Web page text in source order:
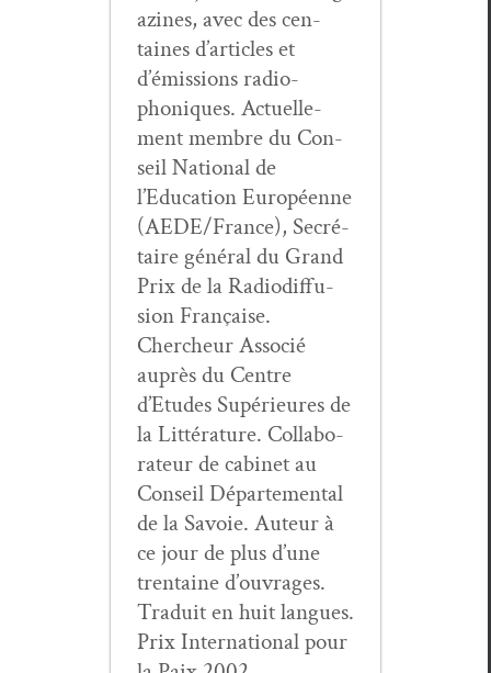
a­zines, avec des cen­
taines d’articles et
d’émissions radio­
phoniques. Actuelle­
ment mem­bre du Con­
seil Nation­al de
l’Education Européenne
(AEDE/France), Secré­
taire général du Grand
Prix de la Radiod­if­fu­
sion Française.
Chercheur Asso­cié
auprès du Cen­tre
d’Etudes Supérieures de
la Lit­téra­ture. Col­lab­o­
ra­teur de cab­i­net au
Con­seil Départe­men­tal
de la Savoie. Auteur à
ce jour de plus d’une
trentaine d’ouvrages.
Traduit en huit langues.
Prix Inter­na­tion­al pour